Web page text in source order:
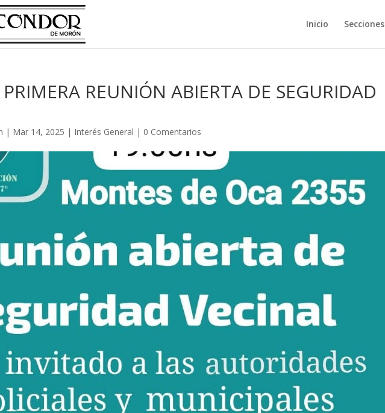
Inicio Secciones
PRIMERA REUNIÓN ABIERTA DE SEGURIDAD
| Mar 14, 2025 | Interés General | 0 Comentarios